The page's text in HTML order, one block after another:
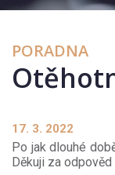
PORADNA
17. 3. 2022
Po jak dlouhé
Děkuji za odpověd